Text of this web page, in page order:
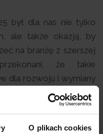
O plikach cookies
był dla nas nie tylko
ale także okazją, by
na branżę z szerszej
że takie
dla rozwoju i wymiany
Katowice po raz
serce polskiego SEO